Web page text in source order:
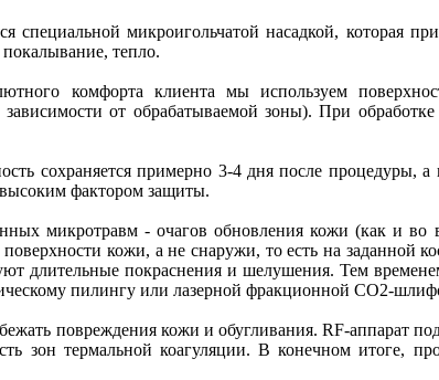
микроигольчатой насадкой, которая
тепло.
комфорта клиента мы используем
от обрабатываемой зоны). При
сохраняется примерно 3-4 дня после
фактором защиты.
микротравм - очагов обновления кожи (как и
кожи, а не снаружи, то есть на заданной
длительные покраснения и шелушения. Тем
пилингу или лазерной фракционной СО2-
повреждения кожи и обугливания. RF-аппарат
зон термальной коагуляции. В конечном итоге,